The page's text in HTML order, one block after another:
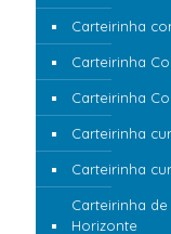
Carteirinha
Carteirinha
Carteirinha
Carteirinha
Carteirinha
Carteirinha
Horizonte